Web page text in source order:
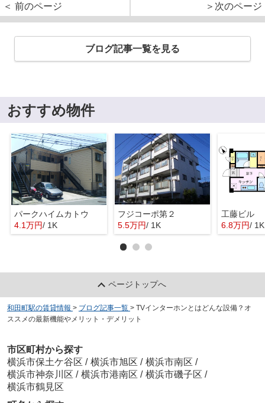
＜ 前のページ
＞次のページ
ブログ記事一覧を見る
おすすめ物件
パークハイムカトウ
4.1万円/ 1K
フジコーポ第２
5.5万円/ 1K
工藤ビル
6.8万円/ 1K
ページトップへ
和田町駅の賃貸情報 > ブログ記事一覧 > TVインターホンとはどんな設備？オ
ススメの最新機能やメリット・デメリット
市区町村から探す
横浜市保土ケ谷区 / 横浜市旭区 / 横浜市南区 /
横浜市神奈川区 / 横浜市港南区 / 横浜市磯子区 /
横浜市鶴見区